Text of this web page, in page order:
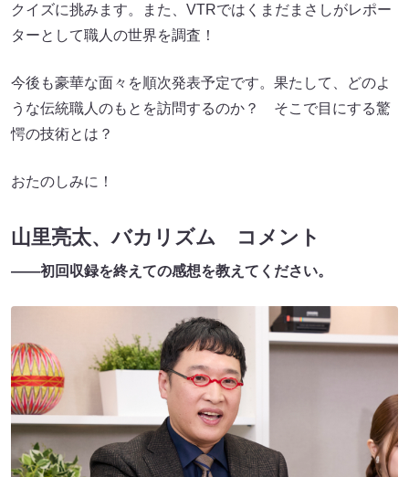
クイズに挑みます。また、VTRではくまだまさしがレポー
ターとして職人の世界を調査！
今後も豪華な面々を順次発表予定です。果たして、どのよ
うな伝統職人のもとを訪問するのか？ そこで目にする驚
愕の技術とは？
おたのしみに！
山里亮太、バカリズム コメント
――初回収録を終えての感想を教えてください。